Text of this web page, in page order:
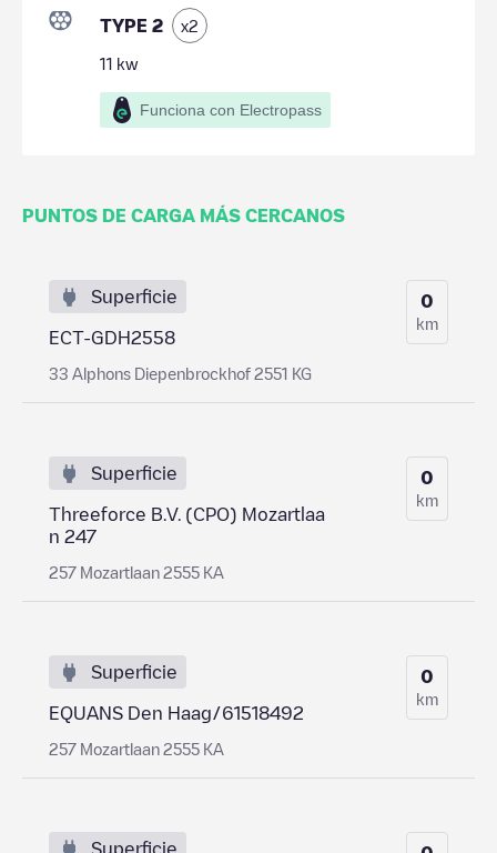
TYPE 2 x2
11 kw
Funciona con Electropass
PUNTOS DE CARGA MÁS CERCANOS
Superficie
ECT-GDH2558
33 Alphons Diepenbrockhof 2551 KG
0
km
Superficie
Threeforce B.V. (CPO) Mozartlaa
n 247
257 Mozartlaan 2555 KA
0
km
Superficie
EQUANS Den Haag/61518492
257 Mozartlaan 2555 KA
0
km
Superficie